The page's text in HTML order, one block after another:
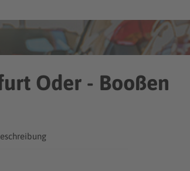
Oder - Booßen